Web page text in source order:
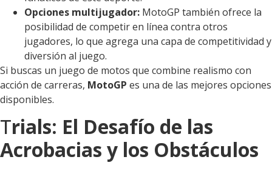
Opciones multijugador: MotoGP también ofrece la
posibilidad de competir en línea contra otros
jugadores, lo que agrega una capa de competitividad y
diversión al juego.
Si buscas un juego de motos que combine realismo con
acción de carreras, MotoGP es una de las mejores opciones
disponibles.
Trials: El Desafío de las
Acrobacias y los Obstáculos